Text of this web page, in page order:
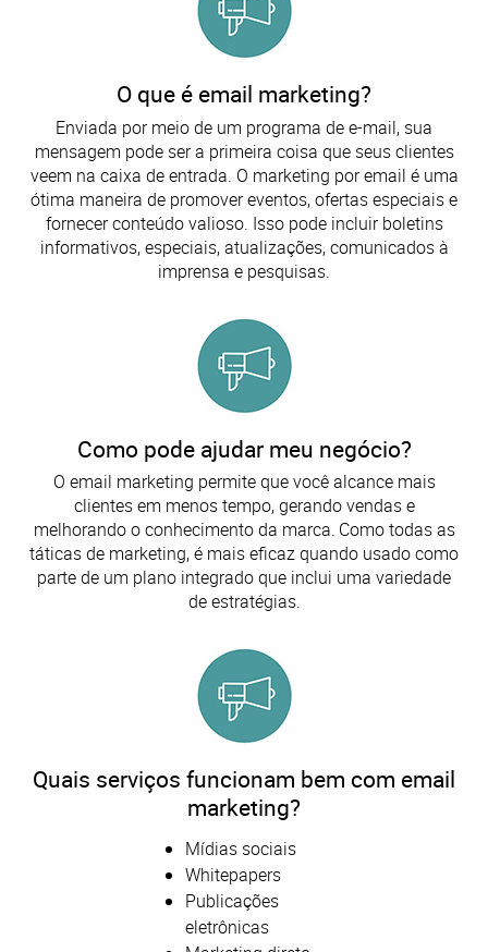
O que é email marketing?
Enviada por meio de um programa de e-mail, sua
mensagem pode ser a primeira coisa que seus clientes
veem na caixa de entrada. O marketing por email é uma
ótima maneira de promover eventos, ofertas especiais e
fornecer conteúdo valioso. Isso pode incluir boletins
informativos, especiais, atualizações, comunicados à
imprensa e pesquisas.
Como pode ajudar meu negócio?
O email marketing permite que você alcance mais
clientes em menos tempo, gerando vendas e
melhorando o conhecimento da marca. Como todas as
táticas de marketing, é mais eficaz quando usado como
parte de um plano integrado que inclui uma variedade
de estratégias.
Quais serviços funcionam bem com email
marketing?
Mídias sociais
Whitepapers
Publicações
eletrônicas